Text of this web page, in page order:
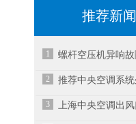
推荐新闻
1
2
3